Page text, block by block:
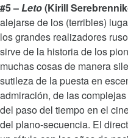
#5 –Leto(Kirill
alejarse de los (terribles)
los grandes realizadores
sirve de la historia de los
muchas cosas de manera
sutileza de la puesta en
admiración, de las
del paso del tiempo en el
del plano-secuencia. El